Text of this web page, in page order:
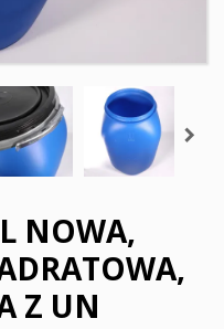
NOWA,
Z UN